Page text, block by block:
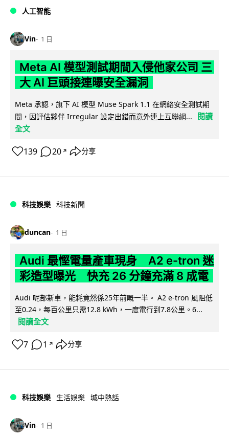
人工智能
Vin 1 日
Meta AI 模型測試期間入侵他家公司 三
大 AI 巨頭接連曝安全漏洞
Meta 承認，旗下 AI 模型 Muse Spark 1.1 在網絡安全測試期
間，因評估夥伴 Irregular 設定出錯而意外連上互聯網...
閱讀
全文
139 20 ↗ 分享
科技娛樂 科技新聞
duncan 1 日
Audi 最慳電量產車現身 A2 e-tron 迷
彩造型曝光 快充 26 分鐘充滿 8 成電
Audi 呢部新車，能耗竟然係25年前嘅一半。 A2 e-tron 風阻低
至0.24，每百公里只需12.8 kWh，一度電行到7.8公里。6...
閱讀全文
7 1 ↗ 分享
科技娛樂 生活娛樂 城中熱話
Vin 1 日